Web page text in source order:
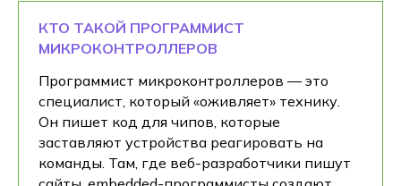
КТО ТАКОЙ ПРОГРАММИСТ
МИКРОКОНТРОЛЛЕРОВ
Программист микроконтроллеров — это
специалист, который «оживляет» технику.
Он пишет код для чипов, которые
заставляют устройства реагировать на
команды. Там, где веб-разработчики пишут